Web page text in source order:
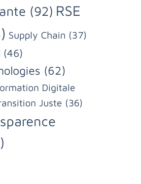
(92) RSE
Supply Chain (37)
(46)
(62)
Digitale
Juste (36)